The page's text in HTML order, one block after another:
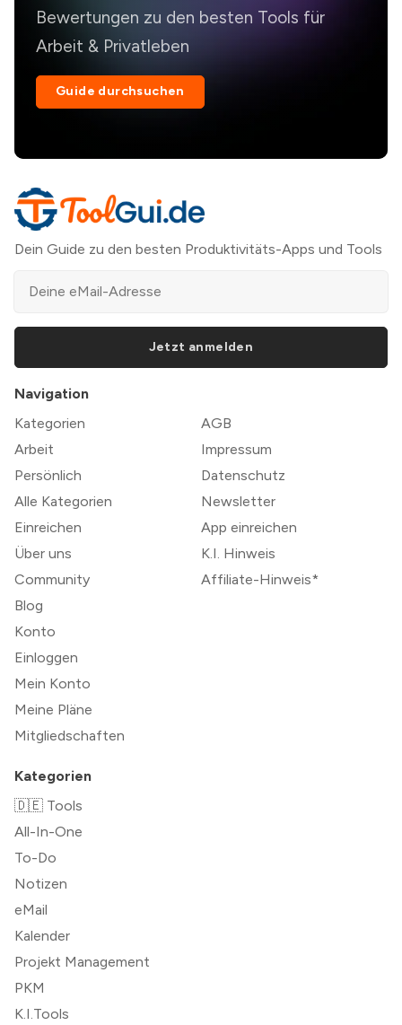
Bewertungen zu den besten Tools für
Arbeit & Privatleben
Guide durchsuchen
Dein Guide zu den besten Produktivitäts-Apps und Tools
Jetzt anmelden
Navigation
Kategorien
Arbeit
Persönlich
Alle Kategorien
Einreichen
Über uns
Community
Blog
Konto
Einloggen
Mein Konto
Meine Pläne
Mitgliedschaften
AGB
Impressum
Datenschutz
Newsletter
App einreichen
K.I. Hinweis
Affiliate-Hinweis*
Kategorien
🇩🇪 Tools
All-In-One
To-Do
Notizen
eMail
Kalender
Projekt Management
PKM
K.I.Tools